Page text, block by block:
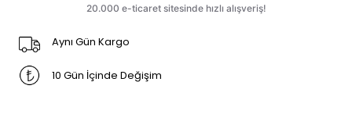
Aynı Gün Kargo
10 Gün İçinde Değişim